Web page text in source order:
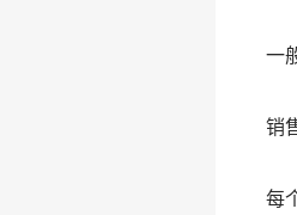
一
销
每